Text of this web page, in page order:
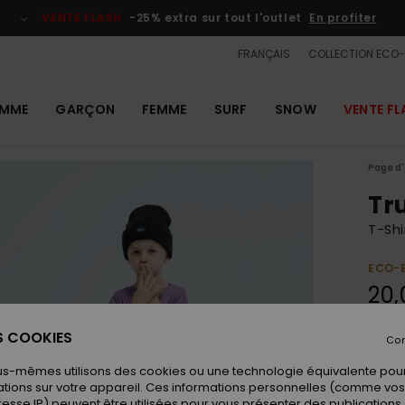
VENTE FLASH -25% extra sur tout l'outlet En profiter
FRANÇAIS COLLECTION
GARÇON FEMME SURF SNOW VENTE
Page
T-
ECO-
COOKIES
mêmes utilisons des cookies ou une technologie équivalente
sur votre appareil. Ces informations personnelles (comme